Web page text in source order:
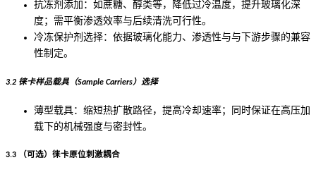
抗冻剂添加：如蔗糖、醇类等，降低过冷温度，提升玻璃化深
度；需平衡渗透效率与后续清洗可行性。
冷冻保护剂选择：依据玻璃化能力、渗透性与与下游步骤的兼容
性制定。
3.2 徕卡样品载具（Sample Carriers）选择
薄型载具：缩短热扩散路径，提高冷却速率；同时保证在高压加
载下的机械强度与密封性。
3.3 （可选）徕卡原位刺激耦合